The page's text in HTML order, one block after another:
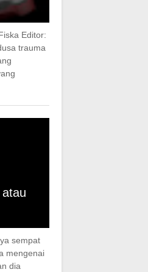
Editor:
trauma
sempat
mengenai
dia